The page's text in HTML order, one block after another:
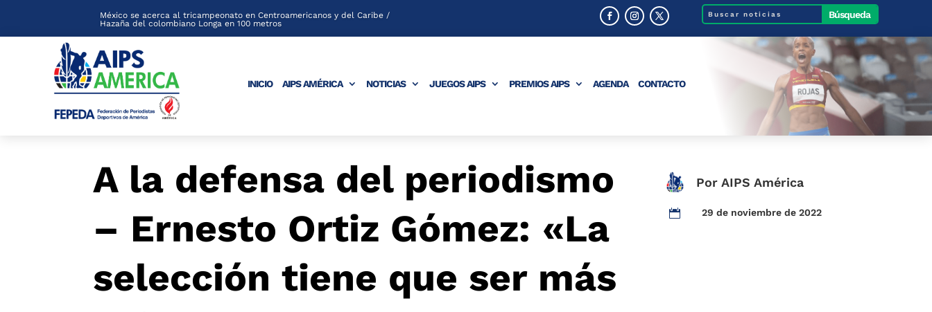
México se acerca al tricampeonato en Centroamericanos y del Caribe /
Hazaña del colombiano Longa en 100 metros
INICIO AIPS AMÉRICA NOTICIAS JUEGOS AIPS PREMIOS AIPS AGENDA CONTACTO
A la defensa del periodismo
– Ernesto Ortiz Gómez: «La
selección tiene que ser más
Por AIPS América
 29 de noviembre de 2022